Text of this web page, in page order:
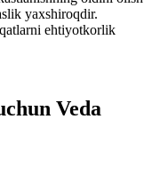
yaxshiroqdir.
ehtiyotkorlik
Veda